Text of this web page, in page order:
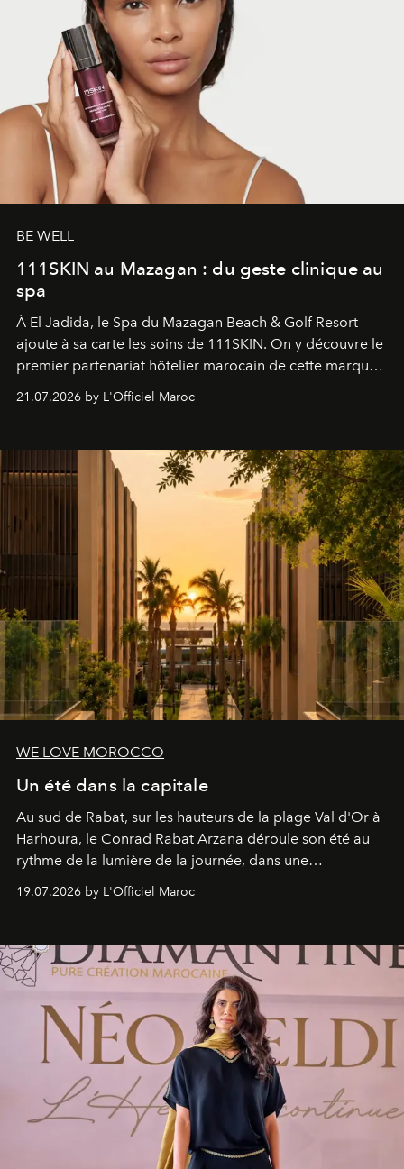
BE WELL
111SKIN au Mazagan : du geste clinique au
spa
À El Jadida, le Spa du Mazagan Beach & Golf Resort
ajoute à sa carte les soins de 111SKIN. On y découvre le
premier partenariat hôtelier marocain de cette marque
britannique, née dans un cabinet de chirurgie plastique
londonien et construite depuis autour d'un actif breveté,
21.07.2026 by L'Officiel Maroc
WE LOVE MOROCCO
Un été dans la capitale
Au sud de Rabat, sur les hauteurs de la plage Val d'Or à
Harhoura, le Conrad Rabat Arzana déroule son été au
rythme de la lumière de la journée, dans une
programmation pensée comme une succession de
rendez-vous avec l’océan.
19.07.2026 by L'Officiel Maroc